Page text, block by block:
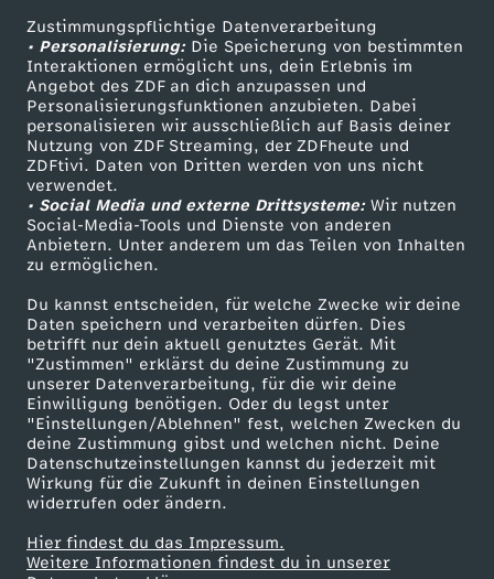
Zustimmungspflichtige Datenverarbeitung
• Personalisierung:Die Speicherung von bestimmten
Interaktionen ermöglicht uns, dein Erlebnis im
Angebot des ZDF an dich anzupassen und
Personalisierungsfunktionen anzubieten. Dabei
personalisieren wir ausschließlich auf Basis deiner
Nutzung von ZDF Streaming, der ZDFheute und
ZDFtivi. Daten von Dritten werden von uns nicht
verwendet.
• Social Media und externe Drittsysteme:Wir nutzen
Social-Media-Tools und Dienste von anderen
Anbietern. Unter anderem um das Teilen von Inhalten
zu ermöglichen.
Du kannst entscheiden, für welche Zwecke wir deine
Daten speichern und verarbeiten dürfen. Dies
betrifft nur dein aktuell genutztes Gerät. Mit
"Zustimmen" erklärst du deine Zustimmung zu
unserer Datenverarbeitung, für die wir deine
Einwilligung benötigen. Oder du legst unter
"Einstellungen/Ablehnen" fest, welchen Zwecken du
deine Zustimmung gibst und welchen nicht. Deine
Datenschutzeinstellungen kannst du jederzeit mit
Wirkung für die Zukunft in deinen Einstellungen
widerrufen oder ändern.
Hier findest du das Impressum.
Weitere Informationen findest du in unserer
Livestreams
Sendungen A-Z
TV-Programm
Zuschauerservice
Hilfe
ZDF Unternehmen
Karriere
ZDF goes Schule
Werbefernsehen
Mainzelmännchen
Partner